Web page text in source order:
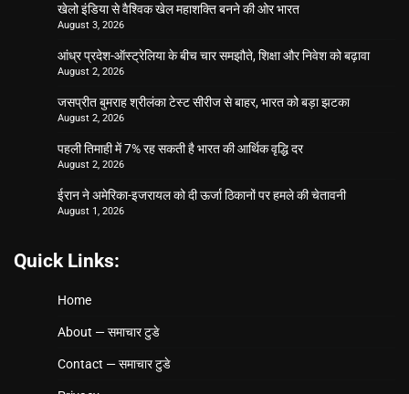
खेलो इंडिया से वैश्विक खेल महाशक्ति बनने की ओर भारत
August 3, 2026
आंध्र प्रदेश-ऑस्ट्रेलिया के बीच चार समझौते, शिक्षा और निवेश को बढ़ावा
August 2, 2026
जसप्रीत बुमराह श्रीलंका टेस्ट सीरीज से बाहर, भारत को बड़ा झटका
August 2, 2026
पहली तिमाही में 7% रह सकती है भारत की आर्थिक वृद्धि दर
August 2, 2026
ईरान ने अमेरिका-इजरायल को दी ऊर्जा ठिकानों पर हमले की चेतावनी
August 1, 2026
Quick Links:
Home
About — समाचार टुडे
Contact — समाचार टुडे